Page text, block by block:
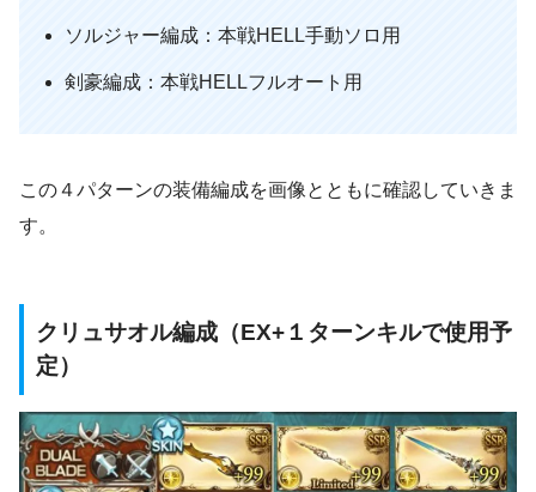
ソルジャー編成：本戦HELL手動ソロ用
剣豪編成：本戦HELLフルオート用
この４パターンの装備編成を画像とともに確認していきま
す。
クリュサオル編成（EX+１ターンキルで使用予
定）